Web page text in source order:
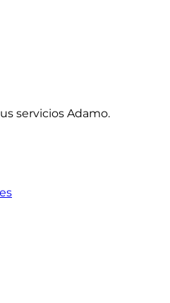
servicios Adamo.